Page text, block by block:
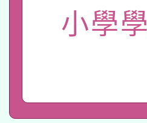
業技術研
用水績優
115年8
桃園市
開 智慧啟
本校115
招甄選結
適應運動
小學